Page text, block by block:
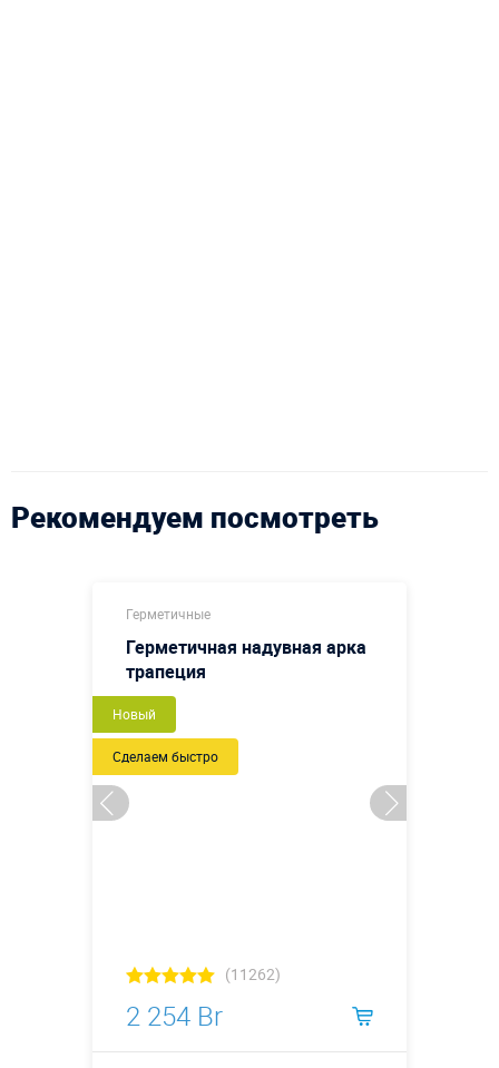
Рекомендуем посмотреть
Герметичные
Герметичная надувная арка
трапеция
Новый
Сделаем быстро
(11262)
2 254 Br